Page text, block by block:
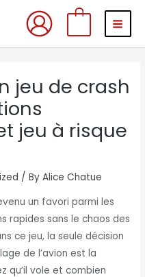
jeu de crash
jeu à risque
/ ByAlice Chatue
un favori parmi les
rapides sans le chaos des
ce jeu, la seule décision
de l’avion est la
qu’il vole et combien